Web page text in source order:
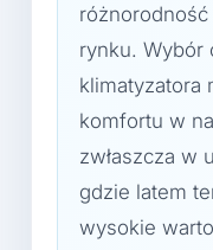
rynku. Wybór
klimatyzatora
komfortu w
zwłaszcza w
gdzie latem
wysokie